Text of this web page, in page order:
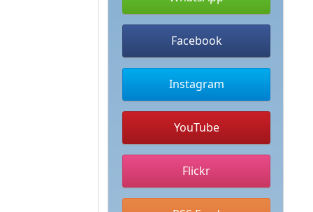
Facebook
Instagram
YouTube
Flickr